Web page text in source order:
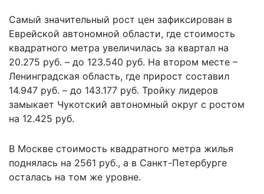
Самый значительный рост цен зафиксирован в
Еврейской автономной области, где стоимость
квадратного метра увеличилась за квартал на
20.275 руб. – до 123.540 руб. На втором месте –
Ленинградская область, где прирост составил
14.947 руб. – до 143.177 руб. Тройку лидеров
замыкает Чукотский автономный округ с ростом
на 12.425 руб.
В Москве стоимость квадратного метра жилья
поднялась на 2561 руб., а в Санкт-Петербурге
осталась на том же уровне.